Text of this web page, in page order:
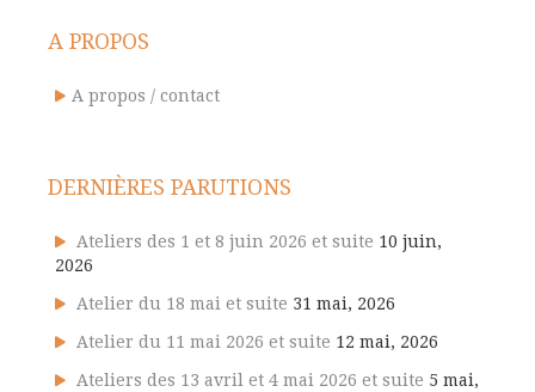
A PROPOS
A propos / contact
DERNIÈRES PARUTIONS
Ateliers des 1 et 8 juin 2026 et suite 10 juin,
2026
Atelier du 18 mai et suite 31 mai, 2026
Atelier du 11 mai 2026 et suite 12 mai, 2026
Ateliers des 13 avril et 4 mai 2026 et suite 5 mai,